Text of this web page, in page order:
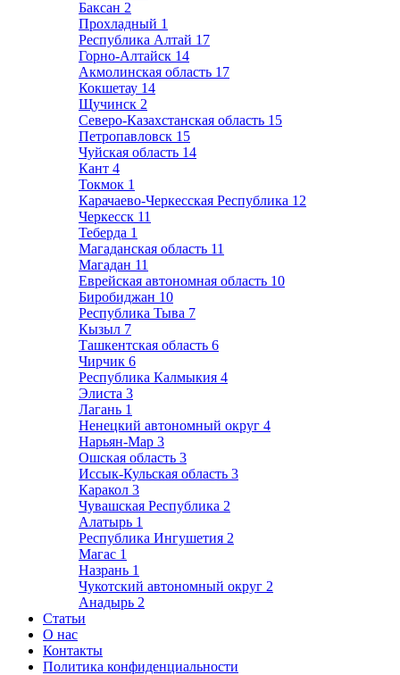
Баксан 2
Прохладный 1
Республика Алтай 17
Горно-Алтайск 14
Акмолинская область 17
Кокшетау 14
Щучинск 2
Северо-Казахстанская область 15
Петропавловск 15
Чуйская область 14
Кант 4
Токмок 1
Карачаево-Черкесская Республика 12
Черкесск 11
Теберда 1
Магаданская область 11
Магадан 11
Еврейская автономная область 10
Биробиджан 10
Республика Тыва 7
Кызыл 7
Ташкентская область 6
Чирчик 6
Республика Калмыкия 4
Элиста 3
Лагань 1
Ненецкий автономный округ 4
Нарьян-Мар 3
Ошская область 3
Иссык-Кульская область 3
Каракол 3
Чувашская Республика 2
Алатырь 1
Республика Ингушетия 2
Магас 1
Назрань 1
Чукотский автономный округ 2
Анадырь 2
Статьи
О нас
Контакты
Политика конфиденциальности